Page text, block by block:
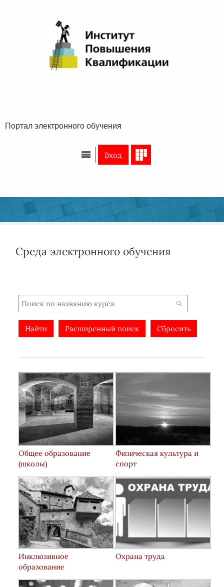
Портал электронного обучения
Вход
Среда электронного обучения
Расширенный поиск
Общее образование
(школы)
Физическая культура и
спорт
Инклюзивное
образование
Охрана труда